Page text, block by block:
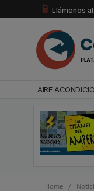
Llámenos
AIRE
Home /